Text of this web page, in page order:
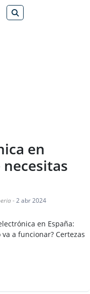
en
necesitas
- 2 abr 2024
en España:
a funcionar? Certezas